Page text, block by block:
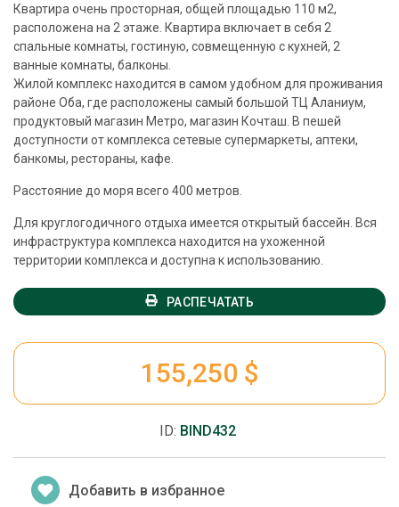
Квартира очень просторная, общей площадью 110 м2,
расположена на 2 этаже. Квартира включает в себя 2
спальные комнаты, гостиную, совмещенную с кухней, 2
ванные комнаты, балконы.
Жилой комплекс находится в самом удобном для проживания
районе Оба, где расположены самый большой ТЦ Аланиум,
продуктовый магазин Метро, магазин Кочташ. В пешей
доступности от комплекса сетевые супермаркеты, аптеки,
банкомы, рестораны, кафе.
Расстояние до моря всего 400 метров.
Для круглогодичного отдыха имеется открытый бассейн. Вся
инфраструктура комплекса находится на ухоженной
территории комплекса и доступна к использованию.
РАСПЕЧАТАТЬ
155,250 $
ID: BIND432
Добавить в избранное